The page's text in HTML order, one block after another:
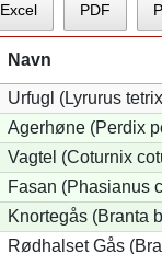
Excel PDF
Navn
Urfugl (Lyrurus
Agerhøne (Perdix
Vagtel (Coturnix
Fasan (Phasianus
Knortegås (Branta
Rødhalset Gås